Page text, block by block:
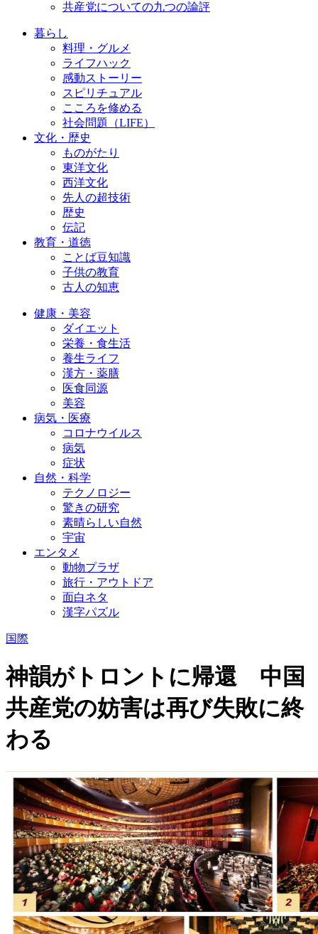
共産党についての九つの論評
暮らし
料理・グルメ
ライフハック
感動ストーリー
スピリチュアル
こころを修める
社会問題（LIFE）
文化・歴史
ものがたり
東洋文化
西洋文化
先人の超技術
歴史
伝記
教育・道徳
ことば豆知識
子供の教育
古人の知恵
健康・美容
ダイエット
栄養・食生活
養生ライフ
漢方・薬膳
医食同源
美容
病気・医療
コロナウイルス
病気
症状
自然・科学
テクノロジー
驚きの研究
素晴らしい自然
宇宙
エンタメ
動物プラザ
旅行・アウトドア
面白ネタ
漢字パズル
国際
神韻がトロントに帰還 中国
共産党の妨害は再び失敗に終
わる